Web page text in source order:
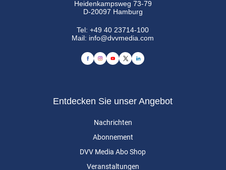
Heidenkampsweg 73-79
D-20097 Hamburg
Tel:+49 40 23714-100
Mail: info@dvvmedia.com
Entdecken Sie unser Angebot
Nachrichten
Abonnement
DVV Media Abo Shop
Veranstaltungen